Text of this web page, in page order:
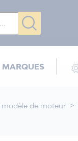
MARQUES
modèle de moteur